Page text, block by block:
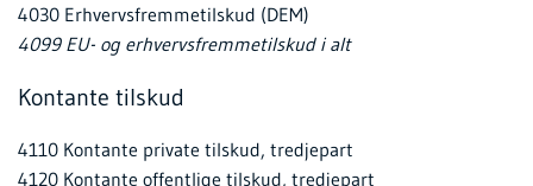
4030 Erhvervsfremmetilskud (DEM)
4099 EU- og erhvervsfremmetilskud i alt
Kontante tilskud
4110 Kontante private tilskud, tredjepart
4120 Kontante offentlige tilskud, tredjepart